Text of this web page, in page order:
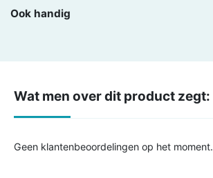
Ook handig
Wat men over dit product zegt:
Geen klantenbeoordelingen op het moment.